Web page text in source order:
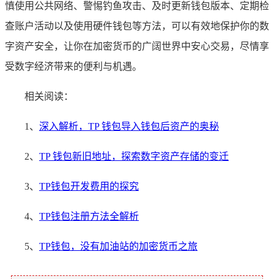
慎使用公共网络、警惕钓鱼攻击、及时更新钱包版本、定期检
查账户活动以及使用硬件钱包等方法，可以有效地保护你的数
字资产安全，让你在加密货币的广阔世界中安心交易，尽情享
受数字经济带来的便利与机遇。
相关阅读：
1、 深入解析，TP 钱包导入钱包后资产的奥秘
2、 TP 钱包新旧地址，探索数字资产存储的变迁
3、 TP钱包开发费用的探究
4、 TP钱包注册方法全解析
5、 TP钱包，没有加油站的加密货币之旅